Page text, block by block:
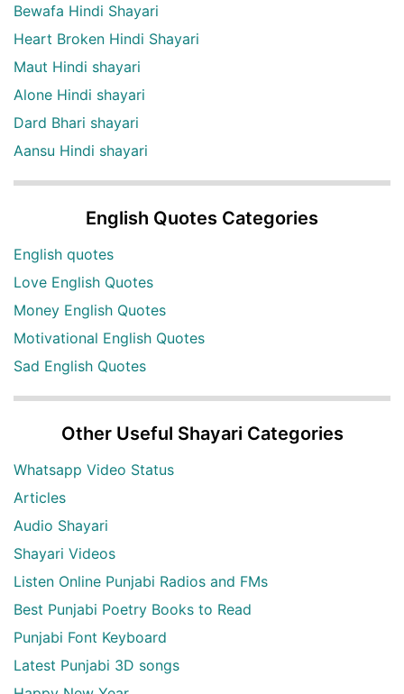
Bewafa Hindi Shayari
Heart Broken Hindi Shayari
Maut Hindi shayari
Alone Hindi shayari
Dard Bhari shayari
Aansu Hindi shayari
English Quotes Categories
English quotes
Love English Quotes
Money English Quotes
Motivational English Quotes
Sad English Quotes
Other Useful Shayari Categories
Whatsapp Video Status
Articles
Audio Shayari
Shayari Videos
Listen Online Punjabi Radios and FMs
Best Punjabi Poetry Books to Read
Punjabi Font Keyboard
Latest Punjabi 3D songs